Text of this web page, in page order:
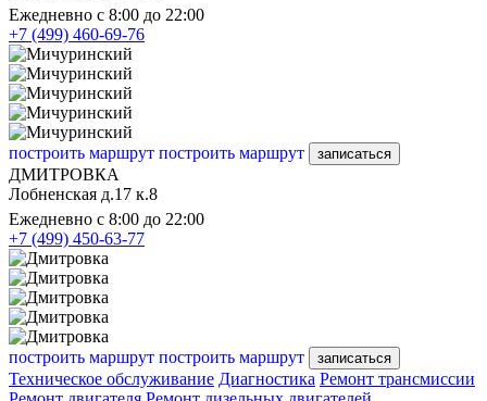
Ежедневно с 8:00 до 22:00
+7 (499) 460-69-76
построить маршрут построить маршрут записаться
ДМИТРОВКА
Лобненская д.17 к.8
Ежедневно с 8:00 до 22:00
+7 (499) 450-63-77
построить маршрут построить маршрут записаться
Техническое обслуживание Диагностика Ремонт трансмиссии